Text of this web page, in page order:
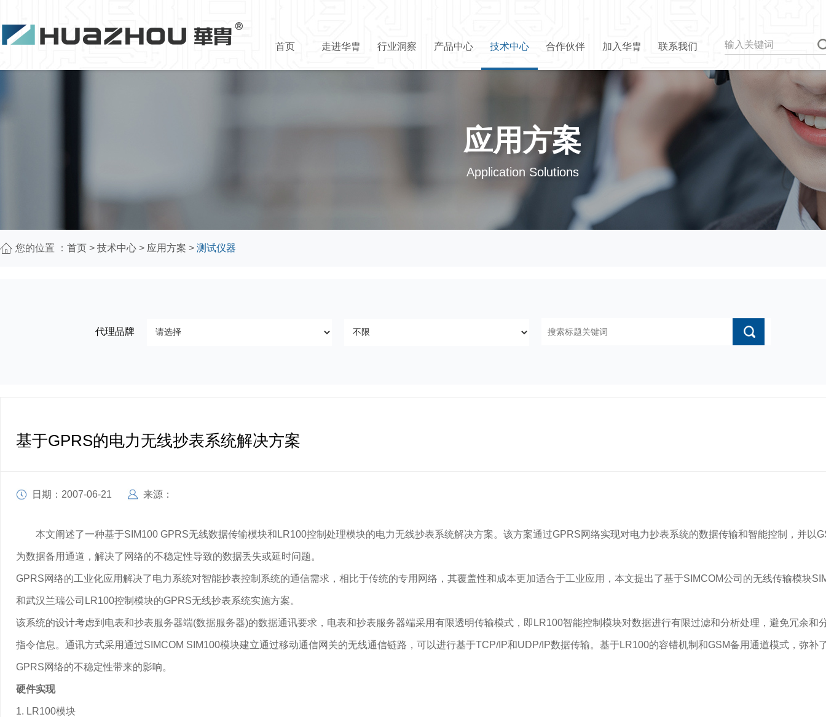
首页 走进华胄 行业洞察 产品中心 技术中心 合作伙伴 加入华胄 联系我们
应用方案
Application Solutions
您的位置 ： 首页 > 技术中心 > 应用方案 > 测试仪器
代理品牌
基于GPRS的电力无线抄表系统解决方案
日期：2007-06-21 来源：
本文阐述了一种基于SIM100 GPRS无线数据传输模块和 LR100控制处理模块的电力无线抄表系统解决方案。该方案通过GPRS网络实现对电力抄表系统的数据传输和智能控制，并以
为数据备用通道，解决了网络的不稳定性导致的数据丢失或延时问题。
GPRS网络的工业化应用解决了电力系统对智能抄表控制系统的通信需求，相比于传统的专用网络，其覆盖性和成本更加适合于工业应用，本文提出了基于SIMCOM公司的无线传输模块
和武汉兰瑞公司LR100控制模块的GPRS无线抄表系统实施方案。
该系统的设计考虑到电表和抄表服务器端(数据服务器)的数据通讯要求，电表和抄表服务器端采用有限透明传输模式，即LR100智能控制模块对数据进行有限过滤和分析处理，避免冗余和
指令信息。通讯方式采用通过SIMCOM SIM100模块建立通过移动通信网关的无线通信链路，可以进行基于TCP/IP和UDP/IP数据传输。基于LR100的容错机制和GSM备用通道模式，弥补
GPRS网络的不稳定性带来的影响。
硬件实现
1. LR100模块